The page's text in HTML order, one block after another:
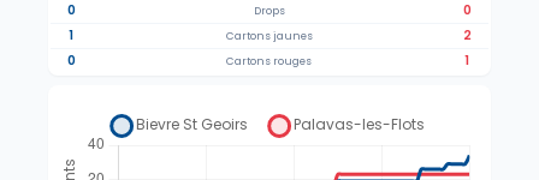
0
Drops
0
1
Cartons jaunes
2
0
Cartons rouges 1